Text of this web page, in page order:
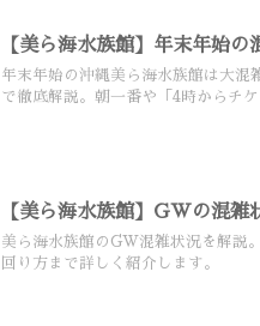
【美ら海水族館】年末年始
年末年始の沖縄美ら海水族館は大混
で徹底解説。朝一番や「4時からチ
【美ら海水族館】GWの混
美ら海水族館のGW混雑状況を解説
回り方まで詳しく紹介します。